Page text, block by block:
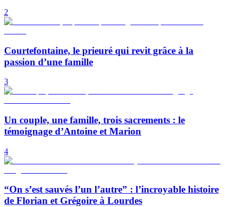
2
Courtefontaine, le prieuré qui revit grâce à la
passion d’une famille
3
Un couple, une famille, trois sacrements : le
témoignage d’Antoine et Marion
4
“On s’est sauvés l’un l’autre” : l’incroyable histoire
de Florian et Grégoire à Lourdes